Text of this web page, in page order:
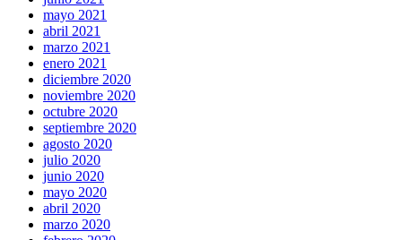
mayo 2021
abril 2021
marzo 2021
enero 2021
diciembre 2020
noviembre 2020
octubre 2020
septiembre 2020
agosto 2020
julio 2020
junio 2020
mayo 2020
abril 2020
marzo 2020